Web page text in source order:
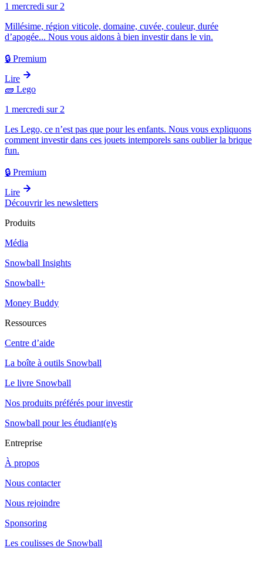
1 mercredi sur 2
Millésime, région viticole, domaine, cuvée, couleur, durée
d’apogée... Nous vous aidons à bien investir dans le vin.
🔒 Premium
Lire
🧱 Lego
1 mercredi sur 2
Les Lego, ce n’est pas que pour les enfants. Nous vous expliquons
comment investir dans ces jouets intemporels sans oublier la brique
fun.
🔒 Premium
Lire
Découvrir les newsletters
Produits
Média
Snowball Insights
Snowball+
Money Buddy
Ressources
Centre d’aide
La boîte à outils Snowball
Le livre Snowball
Nos produits préférés pour investir
Snowball pour les étudiant(e)s
Entreprise
À propos
Nous contacter
Nous rejoindre
Sponsoring
Les coulisses de Snowball